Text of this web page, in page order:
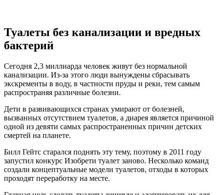
Туалеты без канализации и вредных
бактерий
Сегодня 2,3 миллиарда человек живут без нормальной
канализации. Из-за этого люди вынуждены сбрасывать
экскременты в воду, в частности пруды и реки, тем самым
распространяя различные болезни.
Дети в развивающихся странах умирают от болезней,
вызванных отсутствием туалетов, а диарея является причиной
одной из девяти самых распространенных причин детских
смертей на планете.
Билл Гейтс старался поднять эту тему, поэтому в 2011 году
запустил конкурс Изобрети туалет заново. Несколько команд
создали концептуальные модели туалетов, отходы в которых
проходят переработку на месте.